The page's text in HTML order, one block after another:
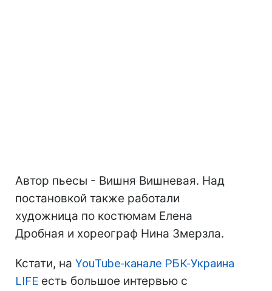
Автор пьесы - Вишня Вишневая. Над
постановкой также работали
художница по костюмам Елена
Дробная и хореограф Нина Змерзла.
Кстати, на YouTube-канале РБК-Украина
LIFE есть большое интервью с